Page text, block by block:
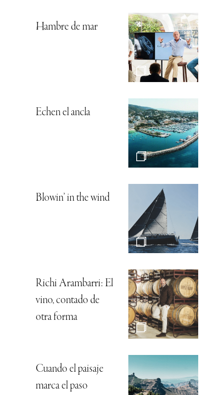
Hambre de mar
Echen el ancla
Blowin’ in the wind
Richi Arambarri: El
vino, contado de
otra forma
Cuando el paisaje
marca el paso